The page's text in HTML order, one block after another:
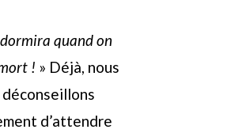
quand on
! » Déjà, nous
d’attendre